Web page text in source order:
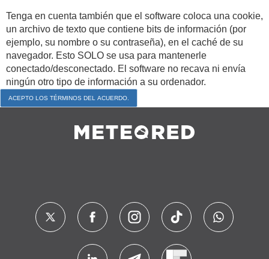
Tenga en cuenta también que el software coloca una cookie,
un archivo de texto que contiene bits de información (por
ejemplo, su nombre o su contraseña), en el caché de su
navegador. Esto SOLO se usa para mantenerle
conectado/desconectado. El software no recava ni envía
ningún otro tipo de información a su ordenador.